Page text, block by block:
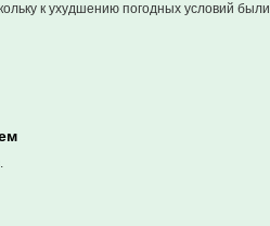
к ухудшению погодных условий были